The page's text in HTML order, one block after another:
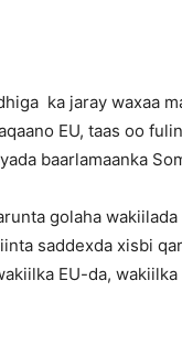
ka jaray waxaa
EU, taas oo
baarlamaanka
golaha
saddexda xisbi
EU-da, wakiilka